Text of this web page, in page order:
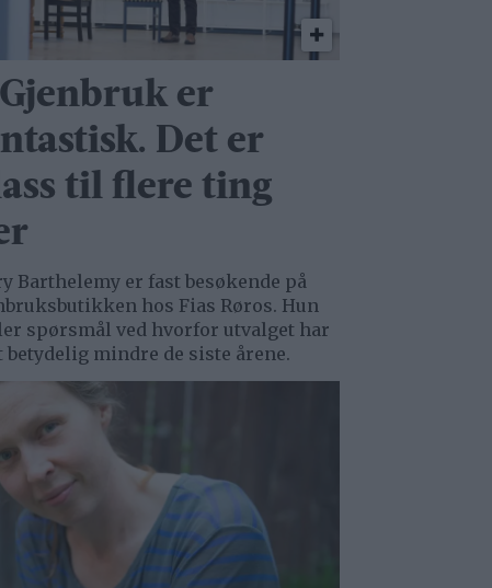
er
Det er
til flere ting
Barthelemy er fast besøkende på
hos Fias Røros. Hun
spørsmål ved hvorfor utvalget har
mindre de siste årene.